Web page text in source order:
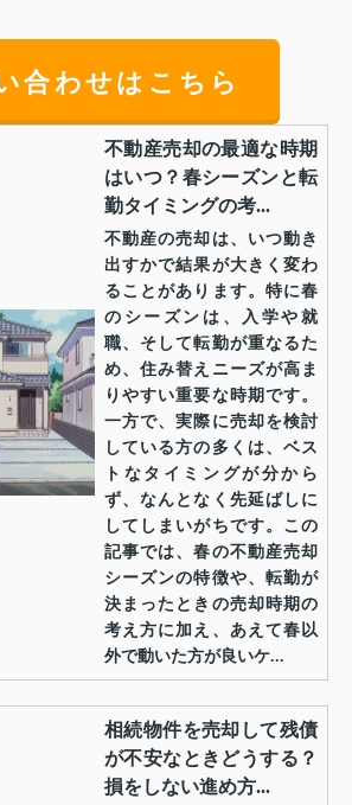
合わせはこちら
不動産売却の最適な時期
はいつ？春シーズンと転
勤タイミングの考...
不動産の売却は、いつ動き
出すかで結果が大きく変わ
ることがあります。特に春
のシーズンは、入学や就
職、そして転勤が重なるた
め、住み替えニーズが高ま
りやすい重要な時期です。
一方で、実際に売却を検討
している方の多くは、ベス
トなタイミングが分から
ず、なんとなく先延ばしに
してしまいがちです。この
記事では、春の不動産売却
シーズンの特徴や、転勤が
決まったときの売却時期の
考え方に加え、あえて春以
外で動いた方が良いケ...
相続物件を売却して残債
が不安なときどうする？
損をしない進め方...